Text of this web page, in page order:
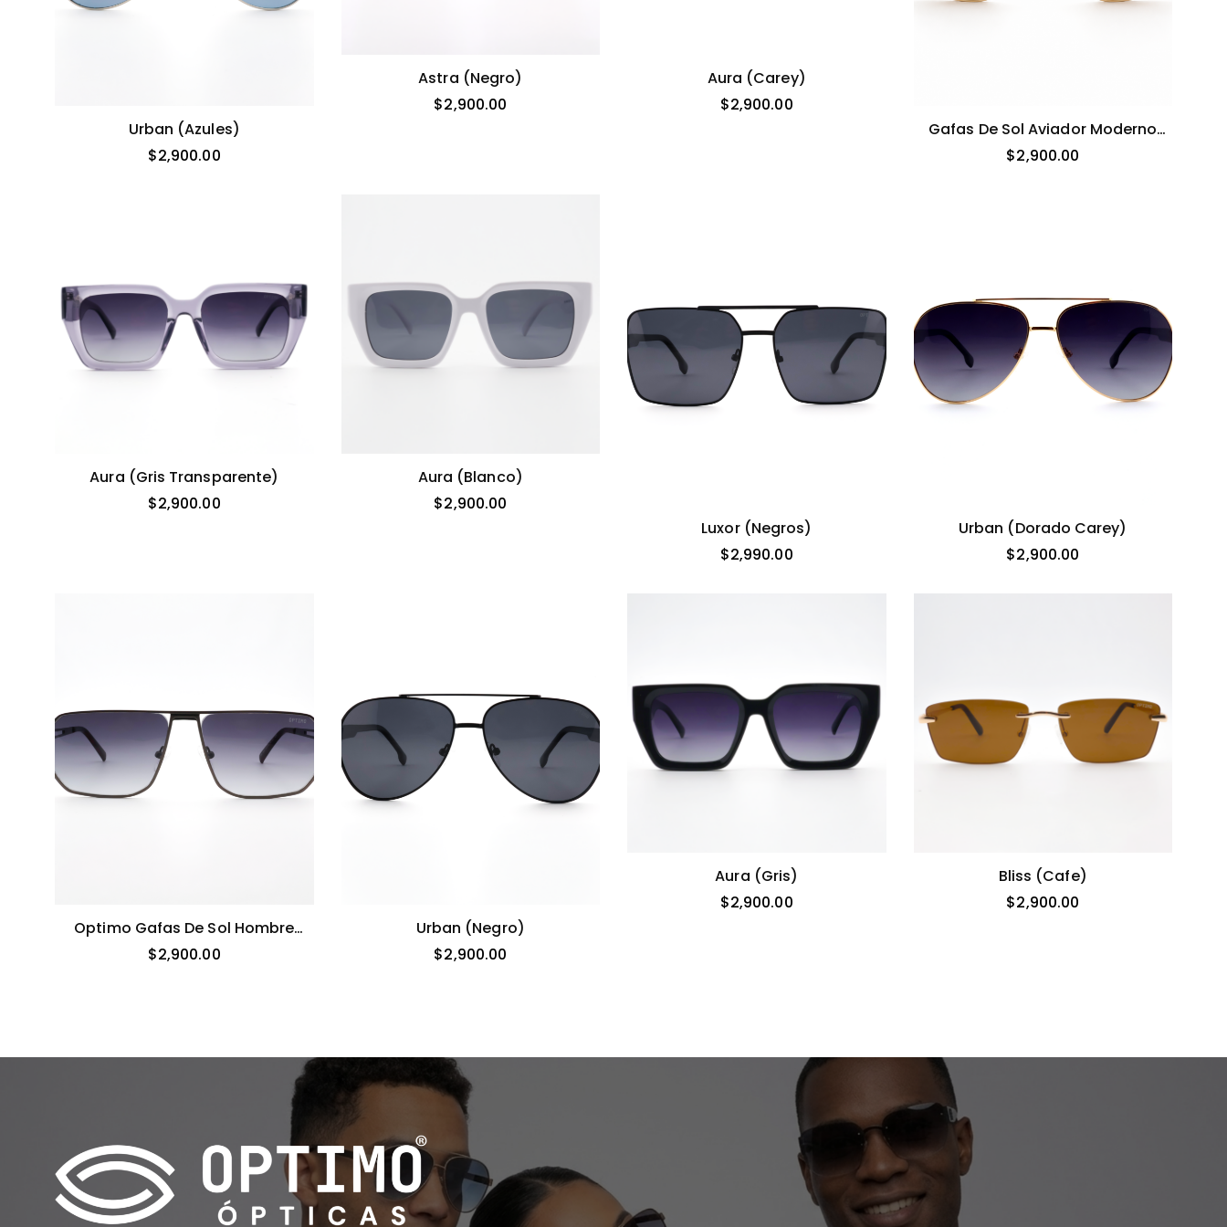
Urban (azules)
$2,900.00
Astra (negro)
$2,900.00
Aura (carey)
$2,900.00
Gafas De Sol Aviador Moderno
Cuadrado Elegante Hombre
(dorado)
$2,900.00
Aura (gris Transparente)
$2,900.00
Aura (blanco)
$2,900.00
Luxor (negros)
$2,990.00
Urban (dorado Carey)
$2,900.00
Optimo Gafas De Sol Hombre
Aviador Rectangular Estilo Retro
(gris)
$2,900.00
Urban (negro)
$2,900.00
Aura (gris)
$2,900.00
Bliss (cafe)
$2,900.00